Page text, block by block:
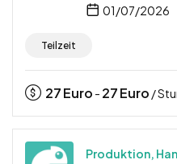
01/07/2026
Teilzeit
27Euro - 27Euro /
Produktion,